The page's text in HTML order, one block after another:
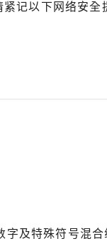
记以下网络安全
及特殊符号混合